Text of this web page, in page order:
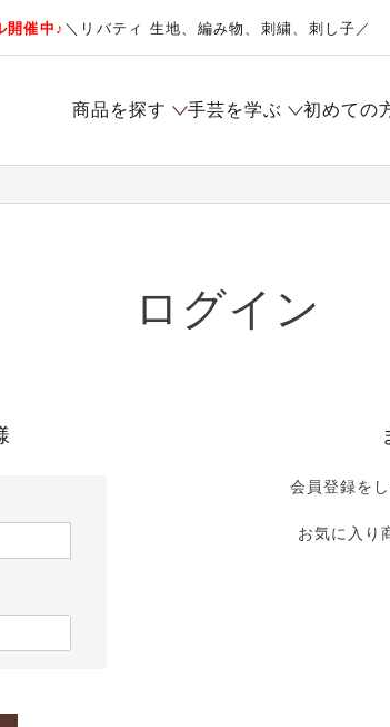
開催中♪ ＼リバティ 生地、編み物、刺繍、刺し子／
商品を探す 手芸を学ぶ 初めての
ログイン
会員登録を
お気に入り